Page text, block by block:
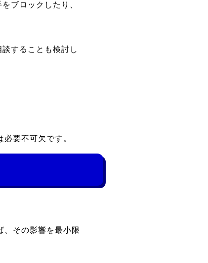
ブロックしたり、
することも検討し
要不可欠です。
、その影響を最小限